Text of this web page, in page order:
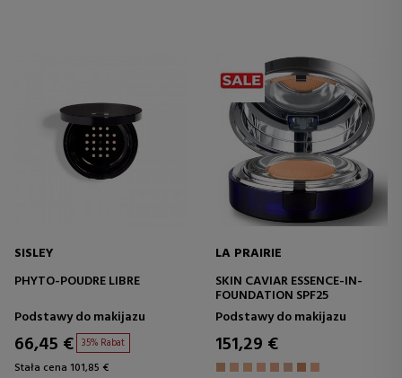
SISLEY
PHYTO-POUDRE LIBRE
Podstawy do makijazu
66,45 € 35% Rabat
Stała cena 101,85 €
LA PRAIRIE
SKIN CAVIAR ESSENCE-IN-
FOUNDATION SPF25
Podstawy do makijazu
151,29 €